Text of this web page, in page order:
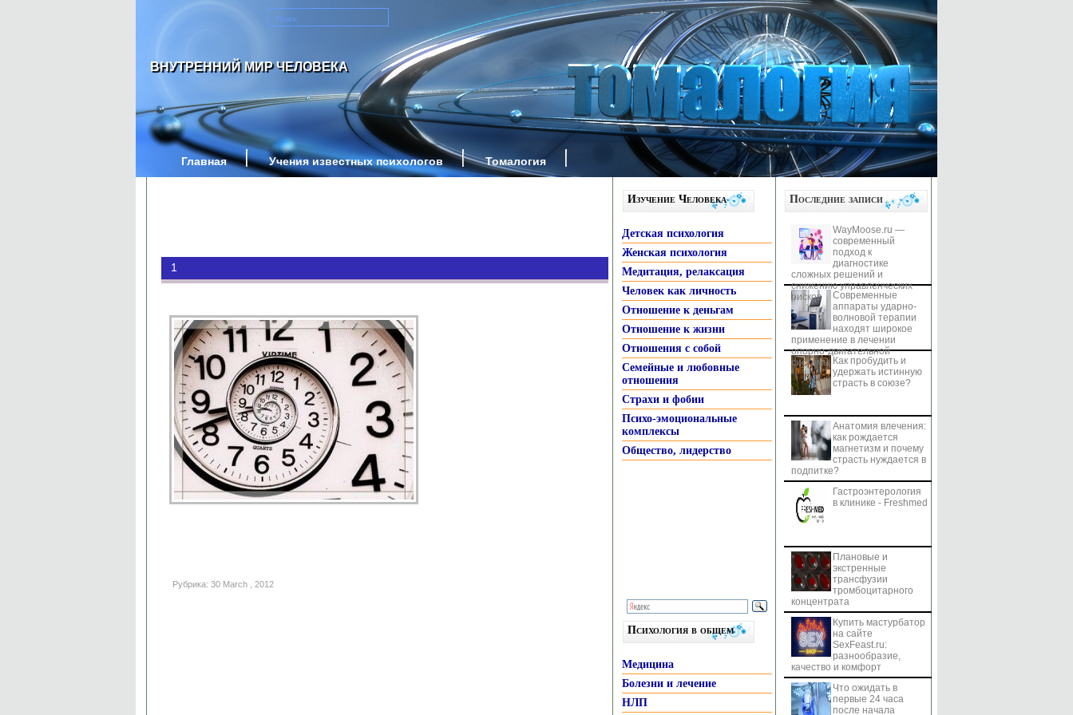
ВНУТРЕННИЙ МИР ЧЕЛОВЕКА
Главная Учения известных психологов Томалогия
1
Рубрика: 30 March , 2012
Изучение Человека
Детская психология
Женская психология
Медитация, релаксация
Человек как личность
Отношение к деньгам
Отношение к жизни
Отношения с собой
Семейные и любовные
отношения
Страхи и фобии
Психо-эмоциональные
комплексы
Общество, лидерство
Психология в общем
Медицина
Болезни и лечение
НЛП
Последние записи
WayMoose.ru —
современный
подход к
диагностике
сложных решений и
снижению управленческих
рисков
Современные
аппараты ударно-
волновой терапии
находят широкое
применение в лечении
опорно-двигательной
системы Как пробудить и
удержать истинную
страсть в союзе?
Анатомия влечения:
как рождается
магнетизм и почему
страсть нуждается в
подпитке?
Гастроэнтерология
в клинике - Freshmed
Плановые и
экстренные
трансфузии
тромбоцитарного
концентрата
Купить мастурбатор
на сайте
SexFeast.ru:
разнообразие,
качество и комфорт
Что ожидать в
первые 24 часа
после начала